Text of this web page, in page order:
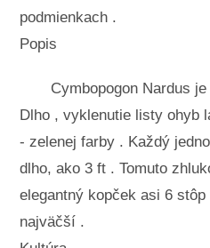
podmienkach .
Popis
Cymbopogon Nardus
Dlho , vyklenutie listy ohyb
- zelenej farby . Každý
dlho, ako 3 ft . Tomuto
elegantný kopček asi 6
najväčší .